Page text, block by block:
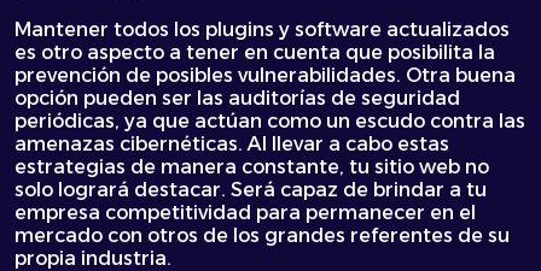
Mantener todos los plugins y software actualizados
es otro aspecto a tener en cuenta que posibilita la
prevención de posibles vulnerabilidades. Otra buena
opción pueden ser las auditorías de seguridad
periódicas, ya que actúan como un escudo contra las
amenazas cibernéticas. Al llevar a cabo estas
estrategias de manera constante, tu sitio web no
solo logrará destacar. Será capaz de brindar a tu
empresa competitividad para permanecer en el
mercado con otros de los grandes referentes de su
propia industria.